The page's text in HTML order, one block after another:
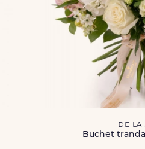
de la
Buchet